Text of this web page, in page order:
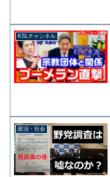
KSLチャンネル
政治・社会